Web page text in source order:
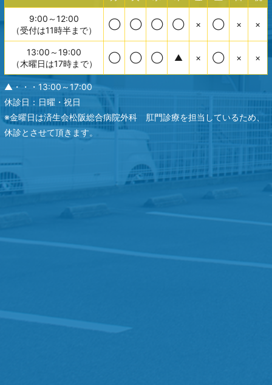
9:00～12:00
（受付は11時半まで）
◯ ◯ ◯ ◯ × ◯ × ×
13:00～19:00
（木曜日は17時まで）
◯ ◯ ◯ ▲ × ◯ × ×
▲・・・13:00～17:00
休診日：日曜・祝日
※金曜日は済生会松阪総合病院外科 肛門診療を担当しているため、
休診とさせて頂きます。